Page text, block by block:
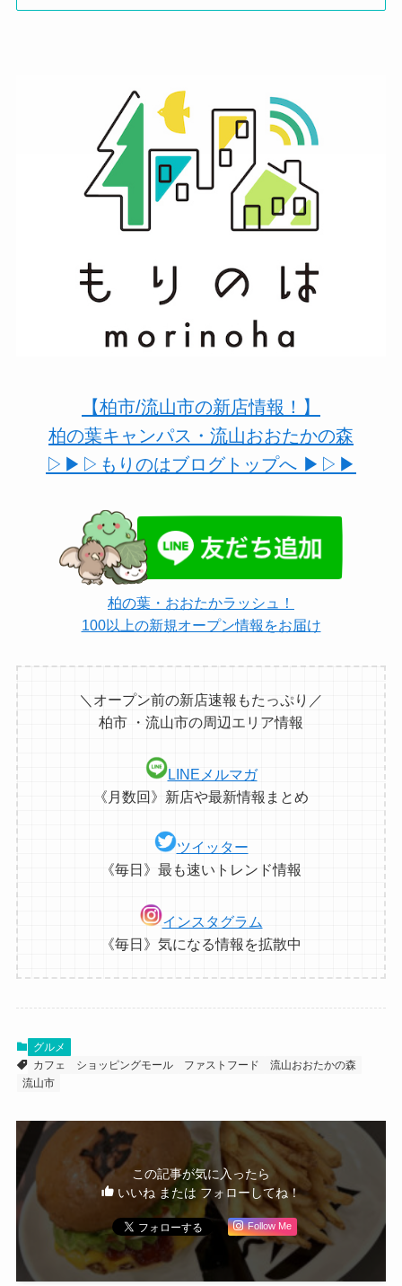
【柏市/流山市の新店情報！】
柏の葉キャンパス・流山おおたかの森
▷▶︎▷もりのはブログトップへ ▶︎▷▶︎
柏の葉・おおたかラッシュ！
100以上の新規オープン情報をお届け
＼オープン前の新店速報もたっぷり／
柏市 ・流山市の周辺エリア情報
LINEメルマガ
《月数回》新店や最新情報まとめ
ツイッター
《毎日》最も速いトレンド情報
インスタグラム
《毎日》気になる情報を拡散中
グルメ
カフェ
ショッピングモール ファストフード
流山おおたかの森
流山市
この記事が気に入ったら
いいね または フォローしてね！
Follow Me